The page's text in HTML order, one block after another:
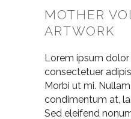
MOTHER
ARTWORK
Lorem ipsum dolor
consectetuer
Morbi ut mi.
condimentum at,
Sed eleifend